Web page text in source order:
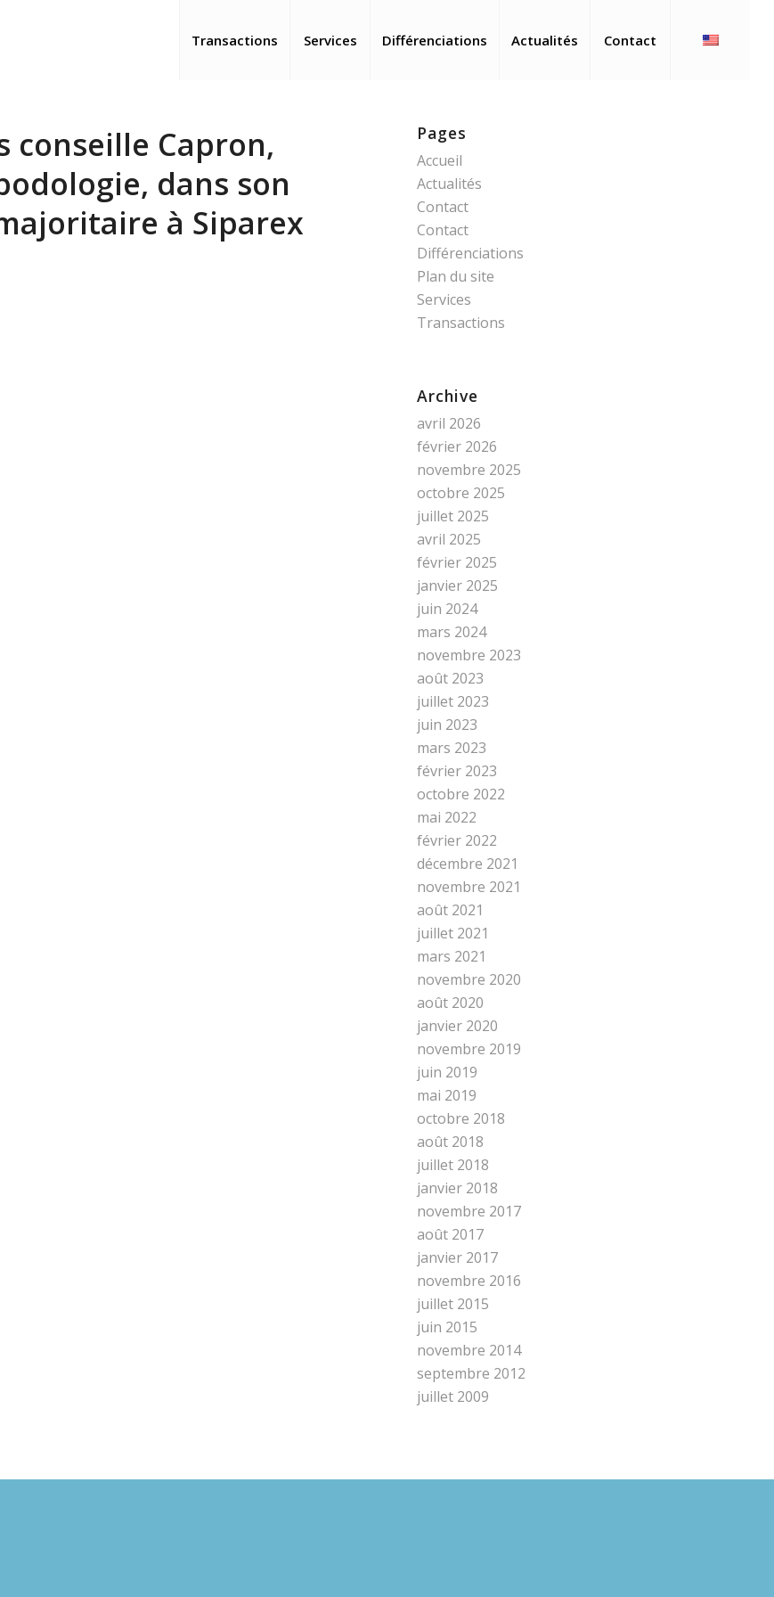
Transactions Services Différenciations Actualités Contact
conseille Capron,
dans son
à Siparex
Pages
Accueil
Actualités
Contact
Contact
Différenciations
Plan du site
Services
Transactions
Archive
avril 2026
février 2026
novembre 2025
octobre 2025
juillet 2025
avril 2025
février 2025
janvier 2025
juin 2024
mars 2024
novembre 2023
août 2023
juillet 2023
juin 2023
mars 2023
février 2023
octobre 2022
mai 2022
février 2022
décembre 2021
novembre 2021
août 2021
juillet 2021
mars 2021
novembre 2020
août 2020
janvier 2020
novembre 2019
juin 2019
mai 2019
octobre 2018
août 2018
juillet 2018
janvier 2018
novembre 2017
août 2017
janvier 2017
novembre 2016
juillet 2015
juin 2015
novembre 2014
septembre 2012
juillet 2009